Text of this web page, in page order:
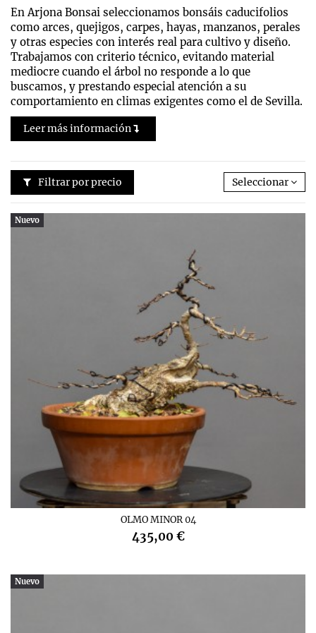
En Arjona Bonsai seleccionamos bonsáis caducifolios
como arces, quejigos, carpes, hayas, manzanos, perales
y otras especies con interés real para cultivo y diseño.
Trabajamos con criterio técnico, evitando material
mediocre cuando el árbol no responde a lo que
buscamos, y prestando especial atención a su
comportamiento en climas exigentes como el de Sevilla.
Leer más información
Filtrar por precio Seleccionar
Nuevo
OLMO MINOR 04
435,00 €
Nuevo